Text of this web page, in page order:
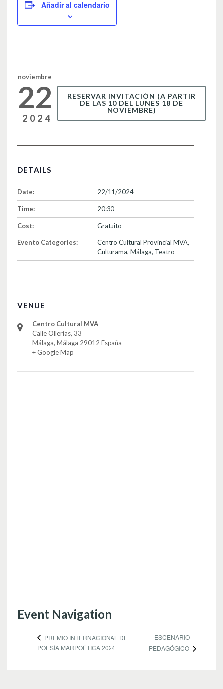
e
b
o
k
er p
ar
Añadir al calendario
noviembre
22
2024
RESERVAR INVITACIÓN (A PARTIR
DE LAS 10 DEL LUNES 18 DE
NOVIEMBRE)
DETAILS
Date: 22/11/2024
Time: 20:30
Cost: Gratuito
Evento Categories: Centro Cultural Provincial MVA,
Culturama, Málaga, Teatro
VENUE
Centro Cultural MVA
Calle Ollerías, 33
Málaga, Málaga 29012 España
+ Google Map
Event Navigation
PREMIO INTERNACIONAL DE
POESÍA MARPOÉTICA 2024
ESCENARIO
PEDAGÓGICO